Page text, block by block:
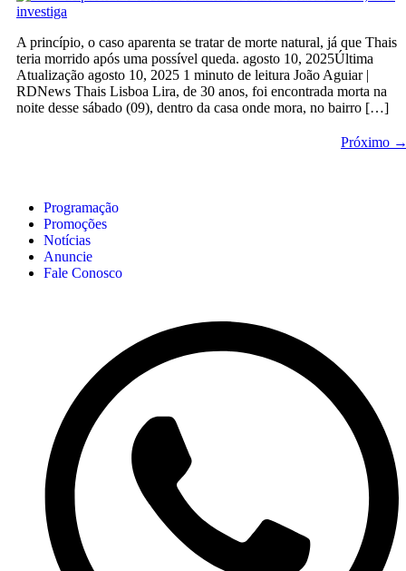
A princípio, o caso aparenta se tratar de morte natural, já que Thais
teria morrido após uma possível queda. agosto 10, 2025Última
Atualização agosto 10, 2025 1 minuto de leitura João Aguiar |
RDNews Thais Lisboa Lira, de 30 anos, foi encontrada morta na
noite desse sábado (09), dentro da casa onde mora, no bairro […]
Próximo
Programação
Promoções
Notícias
Anuncie
Fale Conosco